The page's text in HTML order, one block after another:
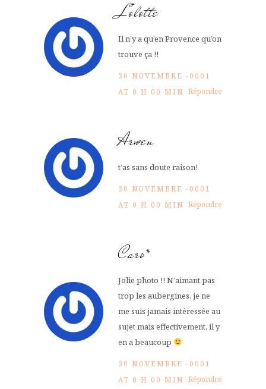
Lolotte
Il n’y a qu’en Provence qu’on
trouve ça !!
30 NOVEMBRE -0001
AT 0 H 00 MIN Répondre
Arwen
t’as sans doute raison!
30 NOVEMBRE -0001
AT 0 H 00 MIN Répondre
Caro*
Jolie photo !! N’aimant pas
trop les aubergines, je ne
me suis jamais intéressée au
sujet mais effectivement, il y
en a beaucoup
30 NOVEMBRE -0001
AT 0 H 00 MIN Répondre